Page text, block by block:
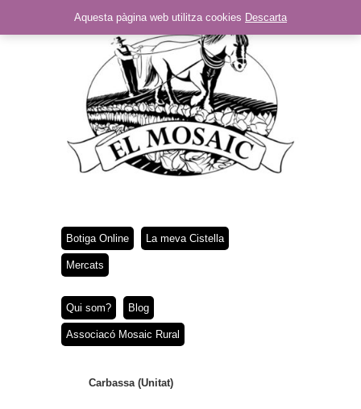
Botiga Online La meva Cistella
Mercats
Qui som? Blog
Associacó Mosaic Rural
Carbassa (Unitat)
Aquesta pàgina web utilitza cookies Descarta